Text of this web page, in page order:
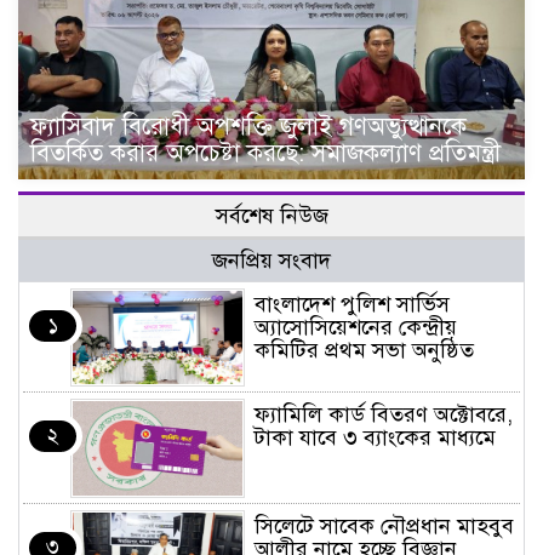
ফ্যাসিবাদ বিরোধী অপশক্তি জুলাই গণঅভ্যুত্থানকে
বিতর্কিত করার অপচেষ্টা করছে: সমাজকল্যাণ প্রতিমন্ত্রী
সর্বশেষ নিউজ
জনপ্রিয় সংবাদ
১
বাংলাদেশ পুলিশ সার্ভিস
অ্যাসোসিয়েশনের কেন্দ্রীয়
কমিটির প্রথম সভা অনুষ্ঠিত
২
ফ্যামিলি কার্ড বিতরণ অক্টোবরে,
টাকা যাবে ৩ ব্যাংকের মাধ্যমে
৩
সিলেটে সাবেক নৌপ্রধান মাহবুব
আলীর নামে হচ্ছে বিজ্ঞান